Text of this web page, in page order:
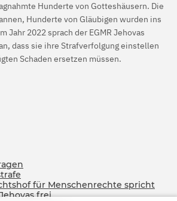
Hunderte von Gotteshäusern. Die
Hunderte von Gläubigen wurden ins
Jahr 2022 sprach der EGMR Jehovas
dass sie ihre Strafverfolgung einstellen
Schaden ersetzen müssen.
für Menschenrechte spricht
frei